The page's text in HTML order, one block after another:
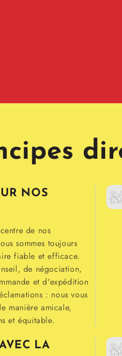
NOS
de nos
sommes toujours
fiable et efficace.
de négociation,
et d'expédition
: nous vous
manière amicale,
et équitable.
LA